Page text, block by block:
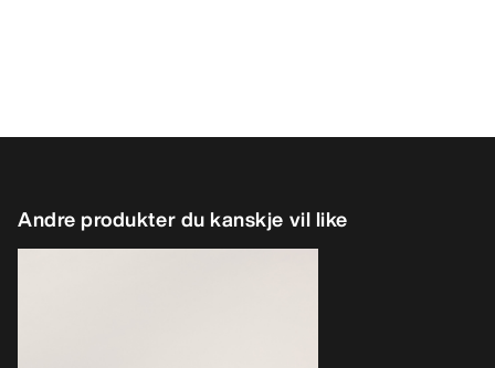
Andre produkter du kanskje vil like